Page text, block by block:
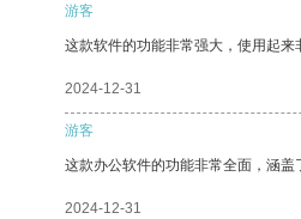
游客
这款软件的功能非常强大，使用起来
2024-12-31
游客
这款办公软件的功能非常全面，涵盖
2024-12-31